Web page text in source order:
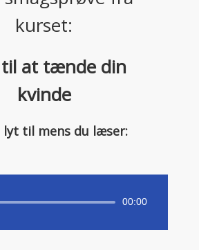
kurset:
at tænde din
kvinde
lyt til mens du læser:
Lydafspiller 00:00